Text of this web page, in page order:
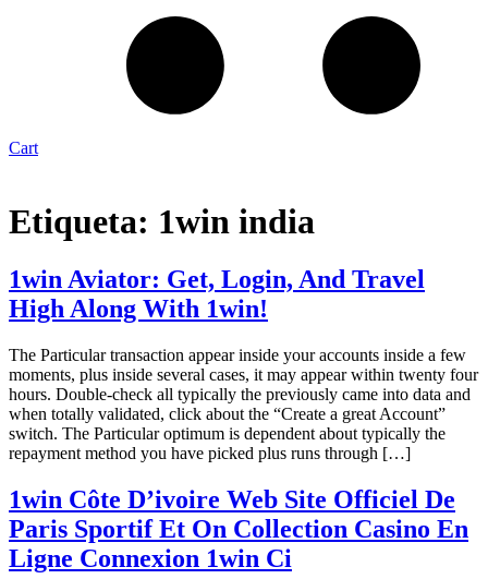
Cart
Etiqueta: 1win india
1win Aviator: Get, Login, And Travel
High Along With 1win!
The Particular transaction appear inside your accounts inside a few
moments, plus inside several cases, it may appear within twenty four
hours. Double-check all typically the previously came into data and
when totally validated, click about the “Create a great Account”
switch. The Particular optimum is dependent about typically the
repayment method you have picked plus runs through […]
1win Côte D’ivoire Web Site Officiel De
Paris Sportif Et On Collection Casino En
Ligne Connexion 1win Ci